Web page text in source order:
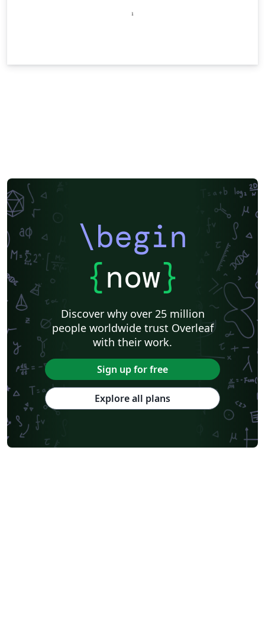
\begin
{now}
Discover why over 25 million
people worldwide trust Overleaf
with their work.
Sign up for free
Explore all plans